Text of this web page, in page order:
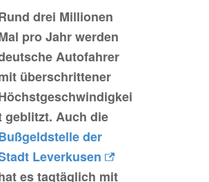
8.0.0.2255
2021
gestorben
Standards 2020
4
erstellen
Status-Seite
8.0.0.2229
drei Millionen
pro Jahr werden
Autofahrer
überschrittener
geblitzt. Auch die
der
Leverkusen
es tagtäglich mit